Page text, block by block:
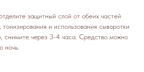
защитный слой от обеих частей
и использования сыворотки
снимите через 3-4 часа. Средство можно
ночь.